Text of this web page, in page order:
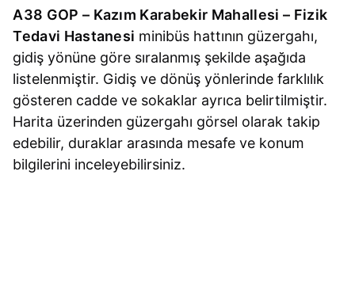
A38 GOP – Kazım Karabekir Mahallesi – Fizik
Tedavi Hastanesi minibüs hattının güzergahı,
gidiş yönüne göre sıralanmış şekilde aşağıda
listelenmiştir. Gidiş ve dönüş yönlerinde farklılık
gösteren cadde ve sokaklar ayrıca belirtilmiştir.
Harita üzerinden güzergahı görsel olarak takip
edebilir, duraklar arasında mesafe ve konum
bilgilerini inceleyebilirsiniz.